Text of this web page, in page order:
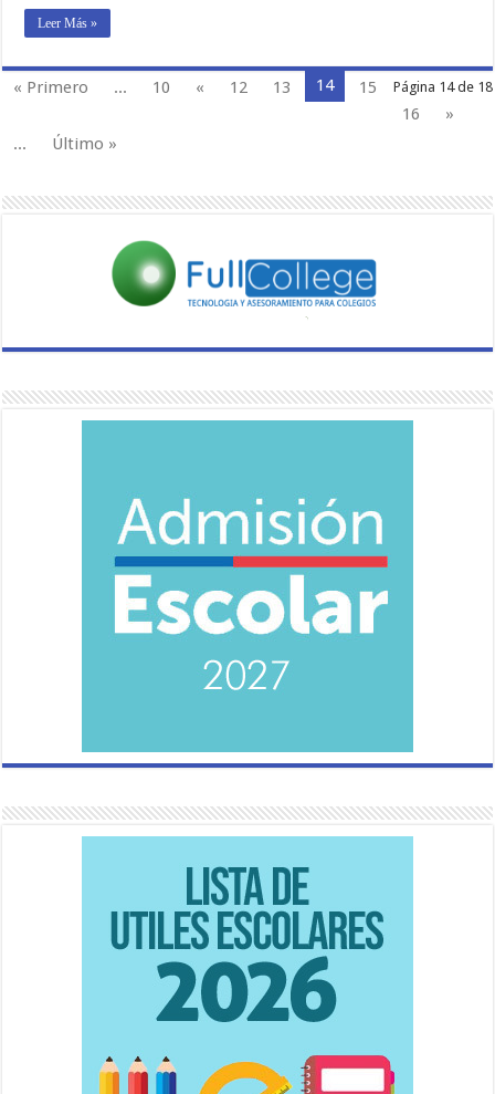
Leer Más »
Página 14 de 18
« Primero ... 10 « 12 13 14
15
16
»
...
Último »